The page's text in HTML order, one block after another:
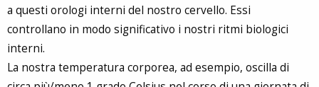
a questi orologi interni del nostro cervello. Essi
controllano in modo significativo i nostri ritmi biologici
interni.
La nostra temperatura corporea, ad esempio, oscilla di